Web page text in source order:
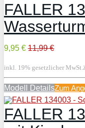
FALLER
9,95 € 11,99 €
inkl. 19% gesetzlicher MwSt.
Modell DetailsZum
FALLER